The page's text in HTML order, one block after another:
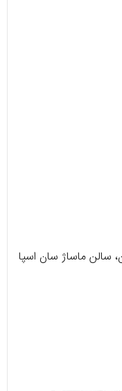
سالن ماساژ سان اسپا